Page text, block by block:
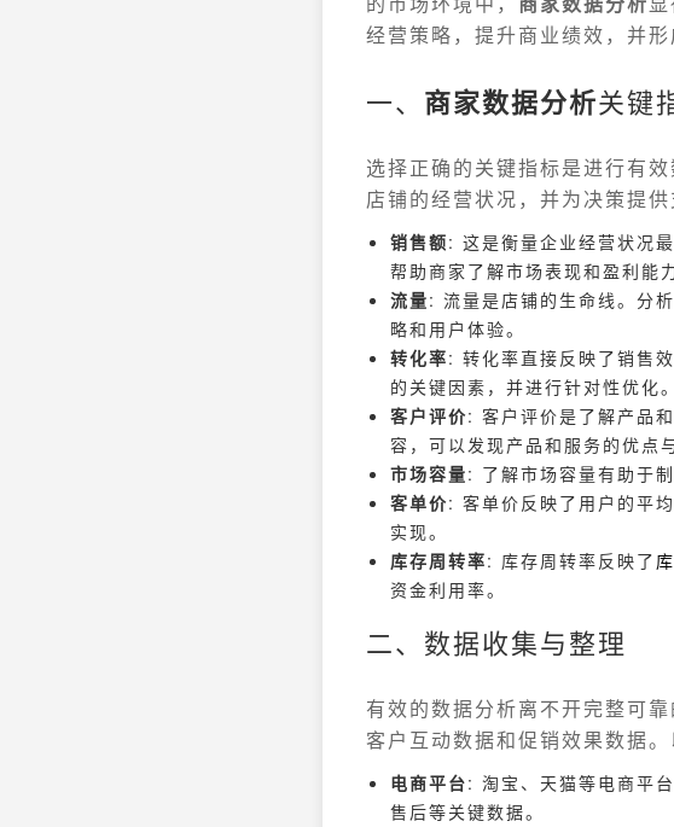
经营策略，提升商业绩效，并
一、 商家数据分析关键
选择正确的关键指标是进行有
店铺的经营状况，并为决策提供
销售额: 这是衡量企业经营状况
帮助商家了解市场表现和盈利能力
流量: 流量是店铺的生命线。分
略和用户体验。
转化率: 转化率直接反映了销售
的关键因素，并进行针对性优化。
客户评价: 客户评价是了解产品
容，可以发现产品和服务的优点
市场容量: 了解市场容量有助于
客单价: 客单价反映了用户的平
实现。
库存周转率: 库存周转率反映了
资金利用率。
二、数据收集与整理
有效的数据分析离不开完整可
客户互动数据和促销效果数据
电商平台: 淘宝、天猫等电商平
售后等关键数据。